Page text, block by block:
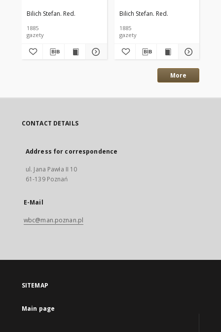
R.15 Nr285
Bilich Stefan. Red.
1885
gazety
R.15 Nr283
Bilich Stefan. Red.
1885
gazety
More
CONTACT DETAILS
Address for correspondence
ul. Jana Pawła II 10
61-139 Poznań
E-Mail
wbc@man.poznan.pl
SITEMAP
Main page